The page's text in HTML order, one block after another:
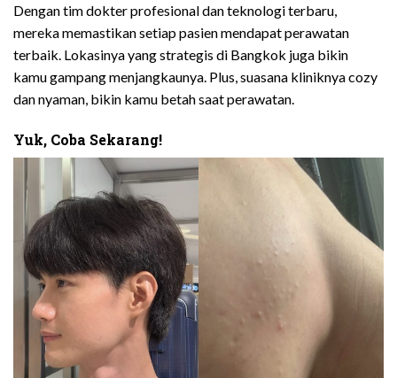
Dengan tim dokter profesional dan teknologi terbaru,
mereka memastikan setiap pasien mendapat perawatan
terbaik. Lokasinya yang strategis di Bangkok juga bikin
kamu gampang menjangkaunya. Plus, suasana kliniknya cozy
dan nyaman, bikin kamu betah saat perawatan.
Yuk, Coba Sekarang!